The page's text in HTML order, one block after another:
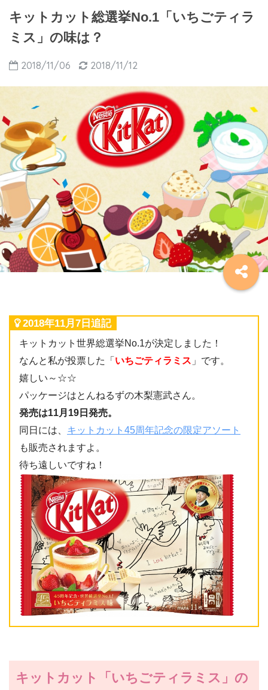
キットカット総選挙No.1「いちごティラ
ミス」の味は？
2018/11/06 2018/11/12
2018年11月7日追記
キットカット世界総選挙No.1が決定しました！
なんと私が投票した「 いちごティラミス 」です。
嬉しい～☆☆
パッケージはとんねるずの木梨憲武さん。
発売は11月19日発売。
同日には、 キットカット45周年記念の限定アソート
も販売されますよ。
待ち遠しいですね！
キットカット「いちごティラミス」の